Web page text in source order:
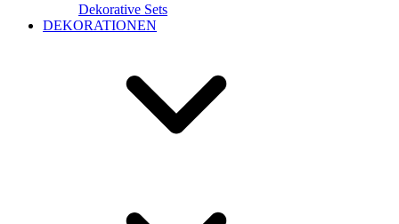
Dekorative Sets
DEKORATIONEN